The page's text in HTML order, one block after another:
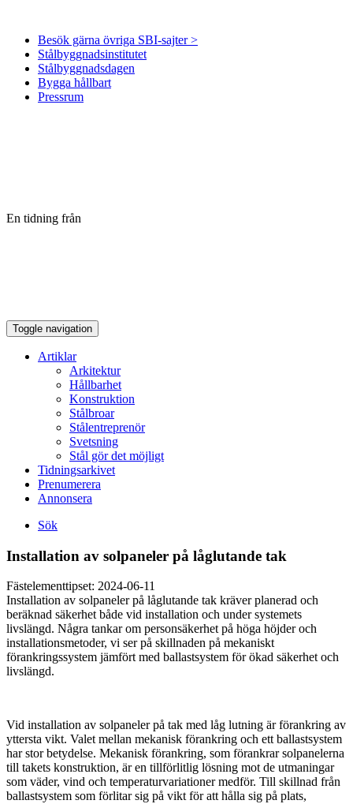
Besök gärna övriga SBI-sajter >
Stålbyggnadsinstitutet
Stålbyggnadsdagen
Bygga hållbart
Pressrum
En tidning från
Toggle navigation
Artiklar
Arkitektur
Hållbarhet
Konstruktion
Stålbroar
Stålentreprenör
Svetsning
Stål gör det möjligt
Tidningsarkivet
Prenumerera
Annonsera
Sök
Installation av solpaneler på låglutande tak
Fästelementtipset: 2024-06-11
Installation av solpaneler på låglutande tak kräver planerad och
beräknad säkerhet både vid installation och under systemets
livslängd. Några tankar om personsäkerhet på höga höjder och
installationsmetoder, vi ser på skillnaden på mekaniskt
förankringssystem jämfört med ballastsystem för ökad säkerhet och
livslängd.
Vid installation av solpaneler på tak med låg lutning är förankring av
yttersta vikt. Valet mellan mekanisk förankring och ett ballastsystem
har stor betydelse. Mekanisk förankring, som förankrar solpanelerna
till takets konstruktion, är en tillförlitlig lösning mot de utmaningar
som väder, vind och temperaturvariationer medför. Till skillnad från
ballastsystem som förlitar sig på vikt för att hålla sig på plats,